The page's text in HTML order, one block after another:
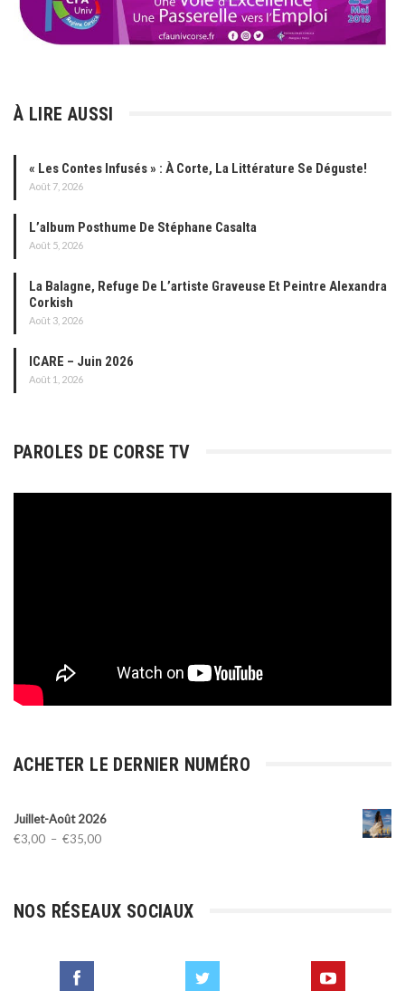
À LIRE AUSSI
« Les Contes Infusés » : À Corte, La Littérature Se Déguste!
Août 7, 2026
L’album Posthume De Stéphane Casalta
Août 5, 2026
La Balagne, Refuge De L’artiste Graveuse Et Peintre Alexandra
Corkish
Août 3, 2026
ICARE – Juin 2026
Août 1, 2026
PAROLES DE CORSE TV
ACHETER LE DERNIER NUMÉRO
Juillet-Août 2026
€3,00 – €35,00Plage
à
NOS RÉSEAUX SOCIAUX